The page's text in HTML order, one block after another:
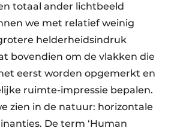
totaal ander lichtbeeld
we met relatief weinig
helderheidsindruk
bovendien om de vlakken die
eerst worden opgemerkt en
ruimte-impressie bepalen.
zien in de natuur: horizontale
De term ‘Human